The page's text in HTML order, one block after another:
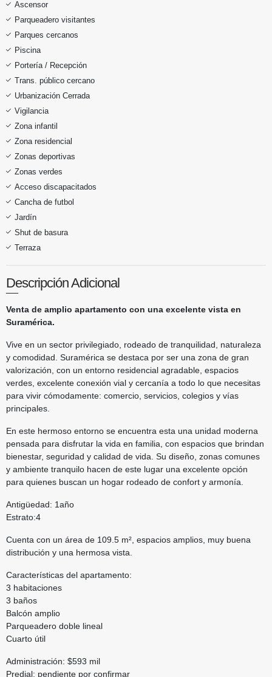
Ascensor
Parqueadero visitantes
Parques cercanos
Piscina
Portería / Recepción
Trans. público cercano
Urbanización Cerrada
Vigilancia
Zona infantil
Zona residencial
Zonas deportivas
Zonas verdes
Acceso discapacitados
Cancha de futbol
Jardín
Shut de basura
Terraza
Descripción Adicional
Venta de amplio apartamento con una excelente vista en
Suramérica.
Vive en un sector privilegiado, rodeado de tranquilidad, naturaleza
y comodidad. Suramérica se destaca por ser una zona de gran
valorización, con un entorno residencial agradable, espacios
verdes, excelente conexión vial y cercanía a todo lo que necesitas
para vivir cómodamente: comercio, servicios, colegios y vías
principales.
En este hermoso entorno se encuentra esta una unidad moderna
pensada para disfrutar la vida en familia, con espacios que brindan
bienestar, seguridad y calidad de vida. Su diseño, zonas comunes
y ambiente tranquilo hacen de este lugar una excelente opción
para quienes buscan un hogar rodeado de confort y armonía.
Antigüedad: 1año
Estrato:4
Cuenta con un área de 109.5 m², espacios amplios, muy buena
distribución y una hermosa vista.
Características del apartamento:
3 habitaciones
3 baños
Balcón amplio
Parqueadero doble lineal
Cuarto útil
Administración: $593 mil
Predial: pendiente por confirmar